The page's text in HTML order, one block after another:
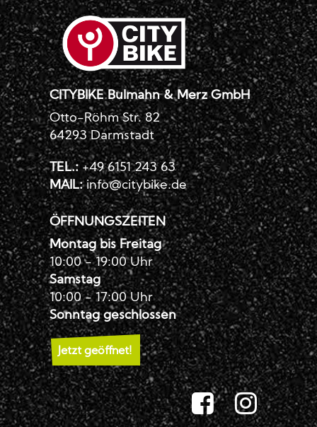
CITYBIKE Bulmahn & Merz GmbH
Otto-Röhm Str. 82
64293 Darmstadt
TEL.:+49 6151 243 63
MAIL: info@citybike.de
ÖFFNUNGSZEITEN
Montag bis Freitag
10:00 - 19:00 Uhr
Samstag
10:00 - 17:00 Uhr
Sonntag geschlossen
Jetzt geöffnet!